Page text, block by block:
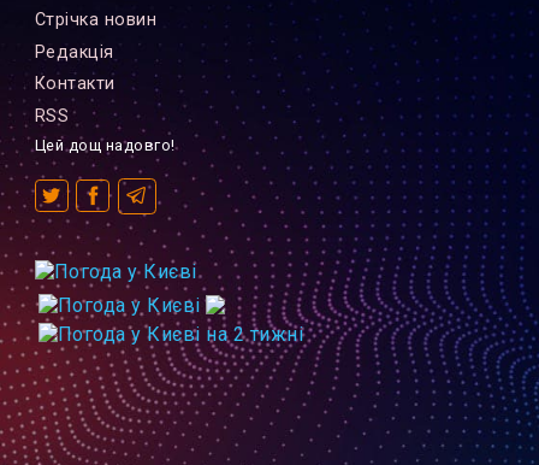
Стрiчка новин
Редакцiя
Контакти
RSS
Цей дощ надовго!